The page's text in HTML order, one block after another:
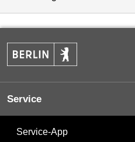
Service
Service-App